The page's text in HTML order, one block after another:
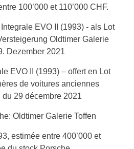
100’000 et 110’000 CHF.
EVO II (1993) – offert en Lot
de voitures anciennes
du 29 décembre 2021
Oldtimer Galerie Toffen
estimée entre 400’000 et